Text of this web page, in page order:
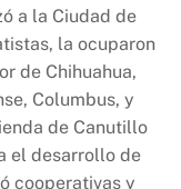
a la Ciudad de
la ocuparon
de Chihuahua,
Columbus, y
de Canutillo
el desarrollo de
cooperativas y